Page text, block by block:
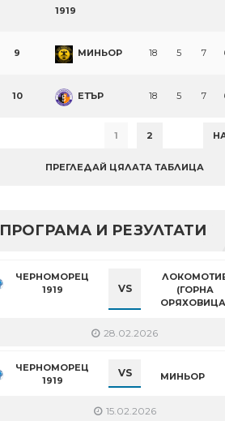
1919
9 МИНЬОР 18 5 7
10 ЕТЪР 18 5 7
1 2
ПРЕГЛЕДАЙ ЦЯЛАТА ТАБЛИЦА
ПРОГРАМА И РЕЗУЛТАТИ
ЧЕРНОМОРЕЦ
1919
VS
(ГОРНА
28.02.2026
ЧЕРНОМОРЕЦ
1919
VS МИНЬОР
15.02.2026